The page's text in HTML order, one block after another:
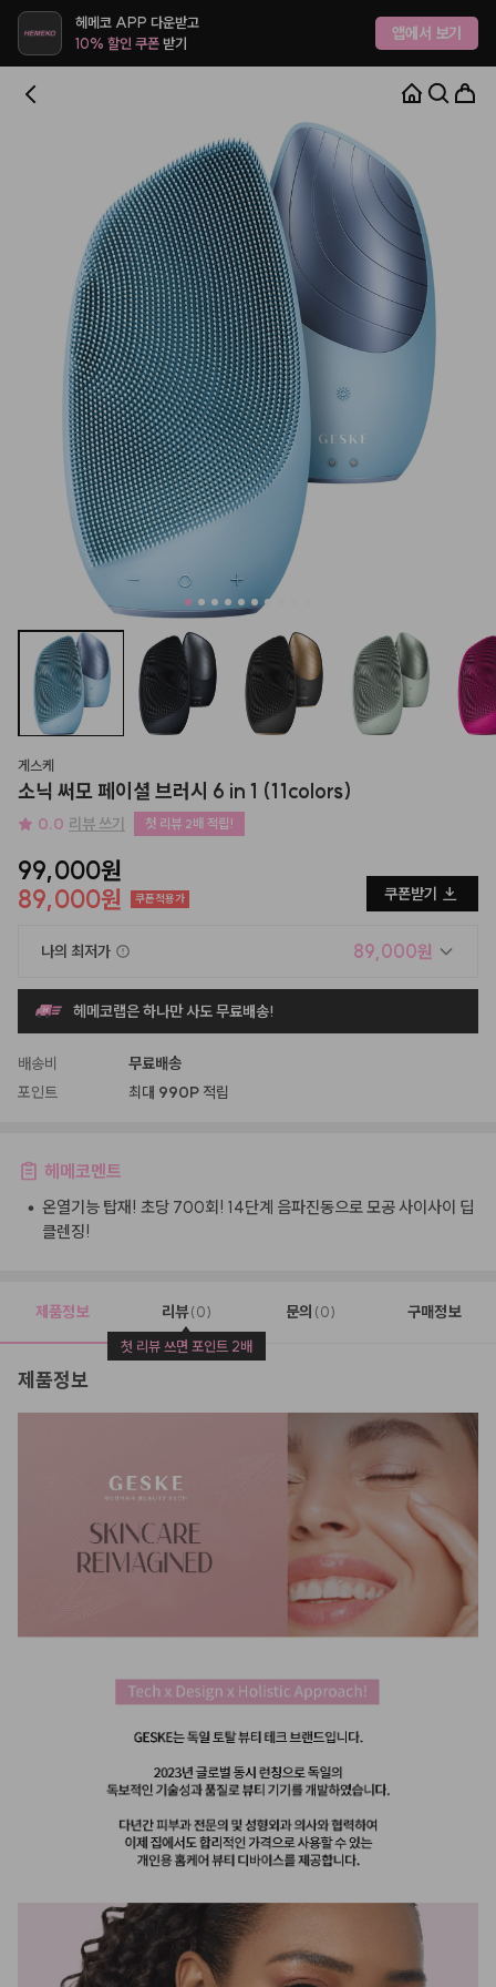
헤메코 APP 다운받고
10% 할인 쿠폰받기 앱에서 보기
게스케
소닉 써모 페이셜 브러시 6 in 1 (11colors)
0.0 리뷰 쓰기 첫 리뷰 2배 적립!
99,000원
89,000원
쿠폰적용가 쿠폰받기
나의 최저가 89,000원
헤메코랩은 하나만 사도 무료배송!
배송비
무료배송
포인트
최대 990P 적립
헤메코멘트
• 온열기능 탑재! 초당 700회! 14단계 음파진동으로 모공 사이사이 딥
클렌징!
제품정보 리뷰 (0)
첫 리뷰 쓰면 포인트 2배
문의 (0) 구매정보
제품정보